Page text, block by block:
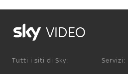
VIDEO
Tutti i siti di Sky: Servizi: